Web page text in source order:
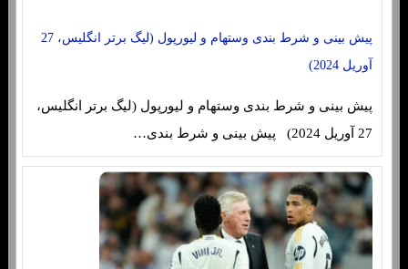
پیش بینی و شرط بندی وستهام و لیورپول (لیگ برتر انگلیس، 27
آوریل 2024)
پیش بینی و شرط بندی وستهام و لیورپول (لیگ برتر انگلیس،
27 آوریل 2024) پیش بینی و شرط بندی…